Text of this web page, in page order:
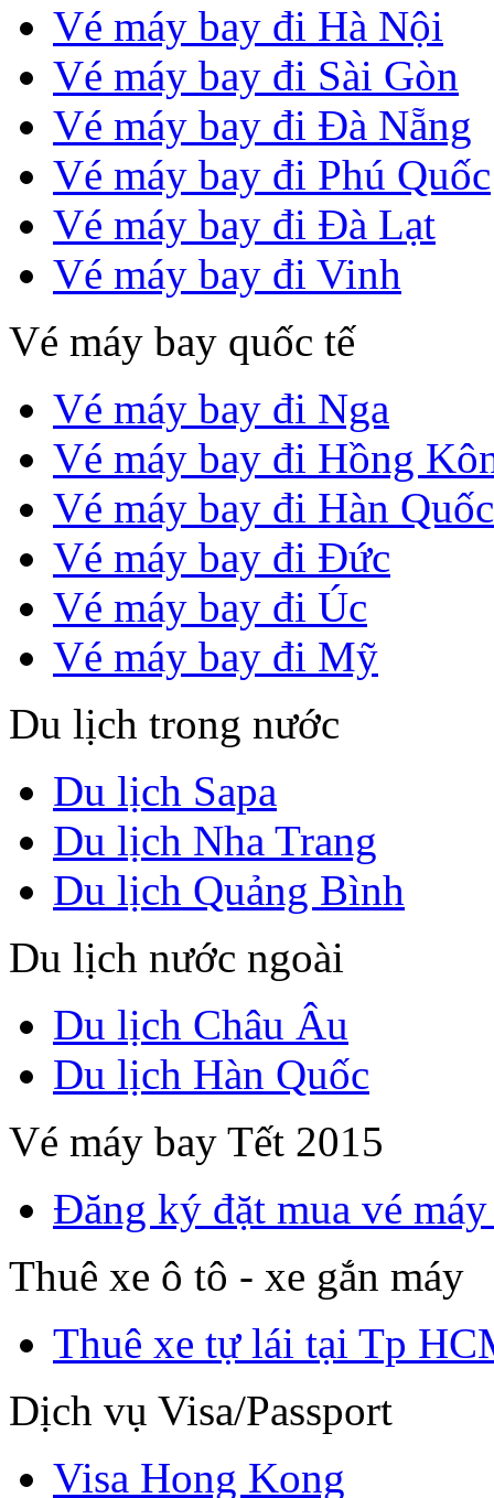
Vé máy bay đi Hà Nội
Vé máy bay đi Sài Gòn
Vé máy bay đi Đà Nẵng
Vé máy bay đi Phú Quốc
Vé máy bay đi Đà Lạt
Vé máy bay đi Vinh
Vé máy bay quốc tế
Vé máy bay đi Nga
Vé máy bay đi Hồng
Vé máy bay đi Hàn Quốc
Vé máy bay đi Đức
Vé máy bay đi Úc
Vé máy bay đi Mỹ
Du lịch trong nước
Du lịch Sapa
Du lịch Nha Trang
Du lịch Quảng Bình
Du lịch nước ngoài
Du lịch Châu Âu
Du lịch Hàn Quốc
Vé máy bay Tết 2015
Đăng ký đặt mua vé
Thuê xe ô tô - xe gắn máy
Thuê xe tự lái tại Tp
Dịch vụ Visa/Passport
Visa Hong Kong